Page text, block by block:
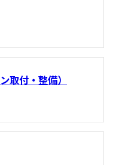
取付・整備）